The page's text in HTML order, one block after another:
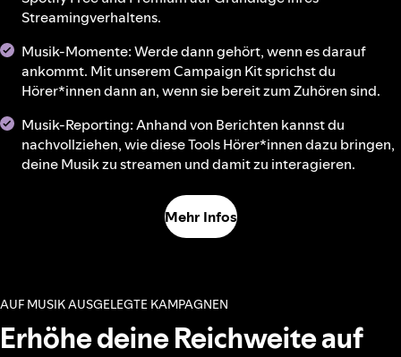
Streamingverhaltens.
Musik-Momente: Werde dann gehört, wenn es darauf
ankommt. Mit unserem Campaign Kit sprichst du
Hörer*innen dann an, wenn sie bereit zum Zuhören sind.
Musik-Reporting: Anhand von Berichten kannst du
nachvollziehen, wie diese Tools Hörer*innen dazu bringen,
deine Musik zu streamen und damit zu interagieren.
Mehr Infos
AUF MUSIK AUSGELEGTE KAMPAGNEN
Erhöhe deine Reichweite auf